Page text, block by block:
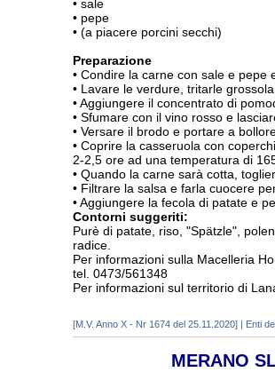
• sale
• pepe
• (a piacere porcini secchi)
Preparazione
• Condire la carne con sale e pepe
• Lavare le verdure, tritarle
• Aggiungere il concentrato di
• Sfumare con il vino rosso e
• Versare il brodo e portare a
• Coprire la casseruola con
2-2,5 ore ad una temperatura di
• Quando la carne sarà cotta,
• Filtrare la salsa e farla cuocere
• Aggiungere la fecola di patate e
Contorni suggeriti:
Purè di patate, riso, "Spätzle",
radice.
Per informazioni sulla Macelleria
tel. 0473/561348
Per informazioni sul territorio di
[M.V. Anno X - Nr 1674 del 25.11.2020] | Enti
MERANO